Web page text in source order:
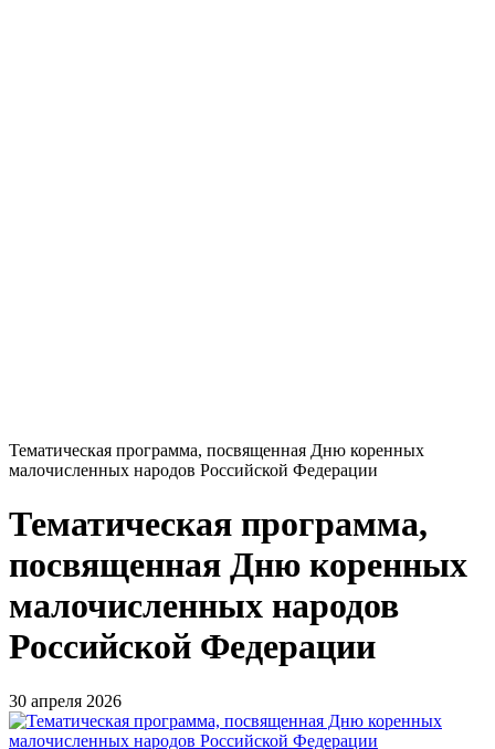
Тематическая программа, посвященная Дню коренных
малочисленных народов Российской Федерации
Тематическая программа,
посвященная Дню коренных
малочисленных народов
Российской Федерации
30 апреля 2026